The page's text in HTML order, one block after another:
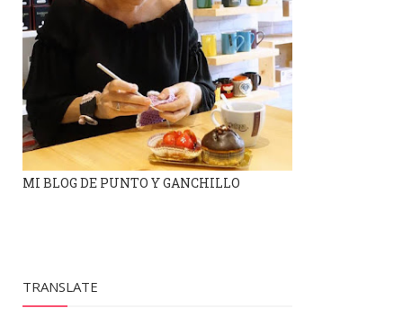
MI BLOG DE PUNTO Y GANCHILLO
TRANSLATE